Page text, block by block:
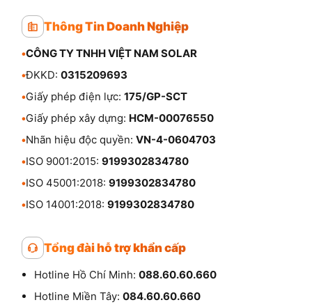
Thông Tin Doanh Nghiệp
•CÔNG TY TNHH VIỆT NAM SOLAR
•ĐKKD: 0315209693
•Giấy phép điện lực: 175/GP-SCT
•Giấy phép xây dựng: HCM-00076550
•Nhãn hiệu độc quyền: VN-4-0604703
•ISO 9001:2015: 9199302834780
•ISO 45001:2018: 9199302834780
•ISO 14001:2018: 9199302834780
Tổng đài hỗ trợ khẩn cấp
Hotline Hồ Chí Minh: 088.60.60.660
Hotline Miền Tây: 084.60.60.660